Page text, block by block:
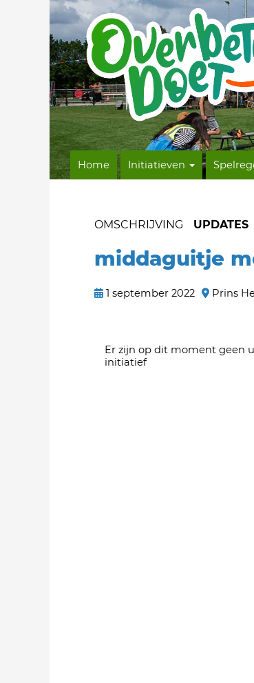
Home Initiatieven
OMSCHRIJVING UPDATES
middaguitje
1 september 2022 Prins
Er zijn op dit moment geen
initiatief